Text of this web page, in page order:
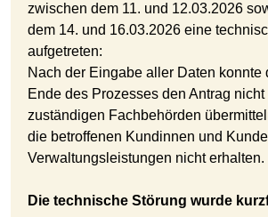
zwischen dem 11. und 12.03.2026
dem 14. und 16.03.2026 eine
aufgetreten:
Nach der Eingabe aller Daten konnte
Ende des Prozesses den Antrag
zuständigen Fachbehörden
die betroffenen Kundinnen und
Verwaltungsleistungen nicht erhalten.
Die technische Störung wurde